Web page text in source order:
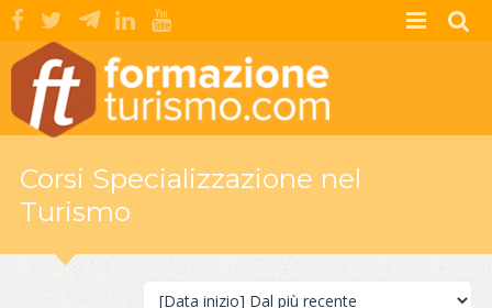
Corsi Specializzazione nel
Turismo